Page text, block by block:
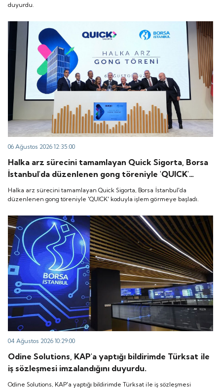
duyurdu.
06 Ağustos 2026 12:35:00
Halka arz sürecini tamamlayan Quick Sigorta, Borsa
İstanbul'da düzenlenen gong töreniyle 'QUICK'
koduyla işlem görmeye başladı.
Halka arz sürecini tamamlayan Quick Sigorta, Borsa İstanbul'da
düzenlenen gong töreniyle 'QUICK' koduyla işlem görmeye başladı.
04 Ağustos 2026 10:29:00
Odine Solutions, KAP'a yaptığı bildirimde Türksat ile
iş sözleşmesi imzalandığını duyurdu.
Odine Solutions, KAP'a yaptığı bildirimde Türksat ile iş sözleşmesi